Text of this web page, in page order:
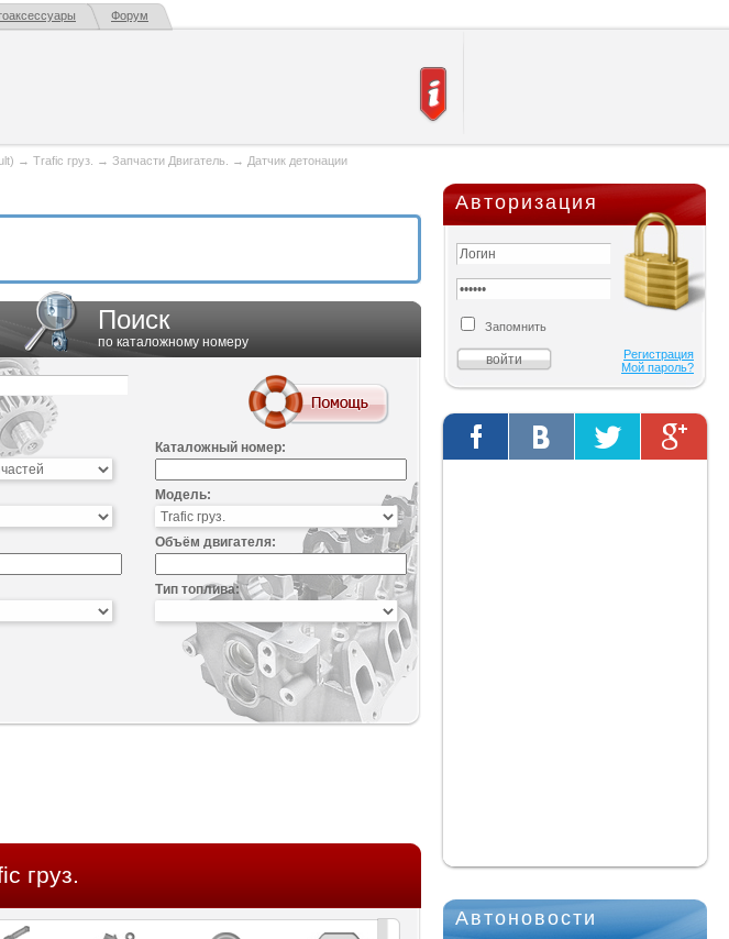
Форум
→ Trafic груз. → Запчасти Двигатель. → Датчик детонации
Поиск
по каталожному номеру
Каталожный номер:
Модель:
Объём двигателя:
Тип топлива:
груз.
Авторизация
Запомнить
Регистрация
Мой пароль?
Автоновости